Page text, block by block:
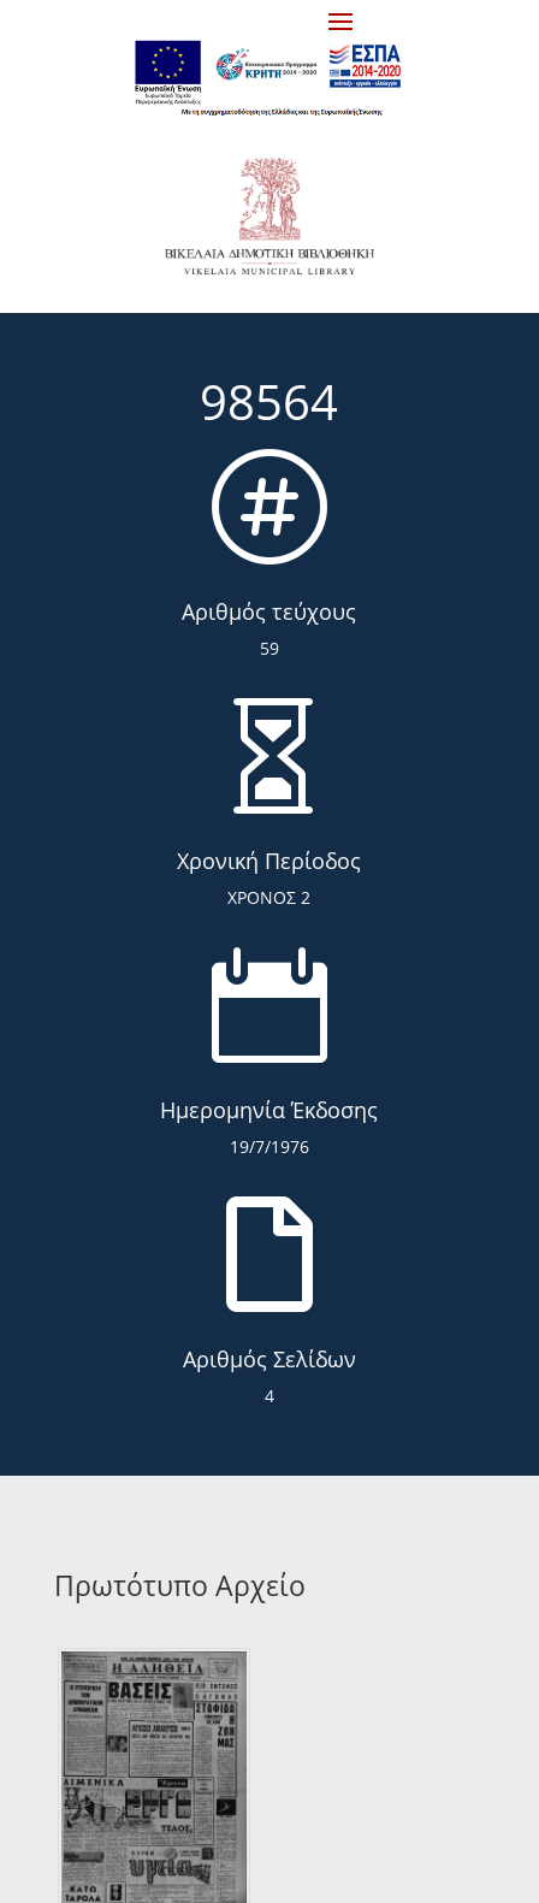
98564

Αριθμός τεύχους
59

Χρονική Περίοδος
ΧΡΟΝΟΣ 2

Ημερομηνία Έκδοσης
19/7/1976

Αριθμός Σελίδων
4
Πρωτότυπο Αρχείο